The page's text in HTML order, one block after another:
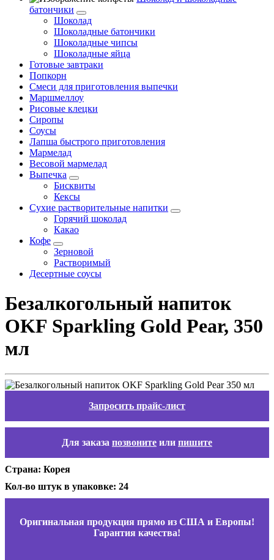
батончики
Шоколад
Шоколадные батончики
Шоколадные чипсы
Шоколадные яйца
Готовые завтраки
Попкорн
Смеси для приготовления выпечки
Маршмеллоу
Рисовые клецки
Сиропы
Соусы
Лапша быстрого приготовления
Мармелад
Весовой мармелад
Выпечка
Бисквиты
Кексы
Сухие растворительные напитки
Горячий шоколад
Какао
Кофе
Зерновой
Растворимый
Десертные соусы
Безалкогольный напиток
OKF Sparkling Gold Pear, 350
мл
Запросить прайс-лист
Для заказа позвоните или пишите
Страна: Корея
Кол-во штук в упаковке: 24
Оригинальная продукция прямо из США и Европы!
Гарантия качества!